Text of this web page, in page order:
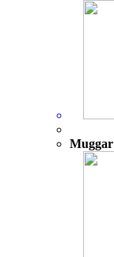
Muggar